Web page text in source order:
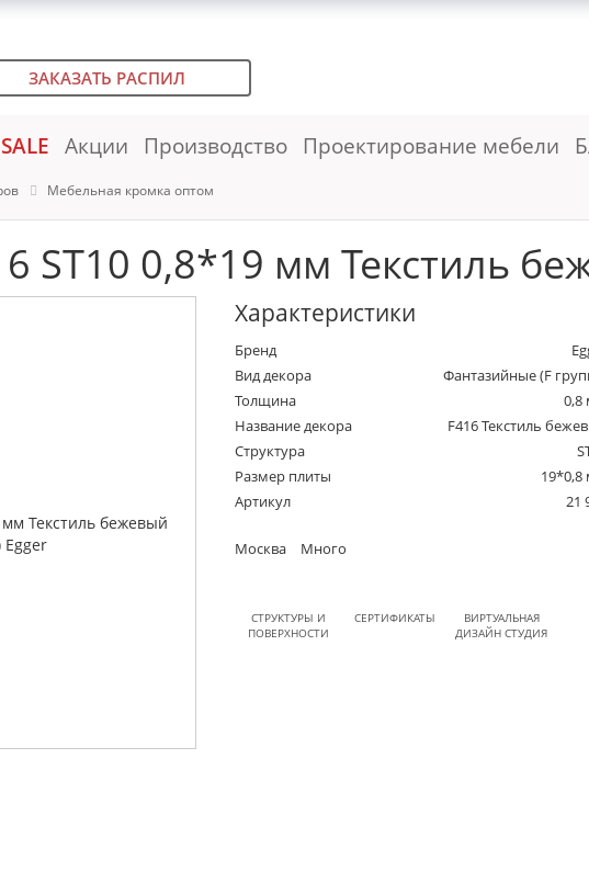
ЗАКАЗАТЬ РАСПИЛ
SALE Акции Производство Проектирование мебели
Мебельная кромка оптом
ST10 0,8*19 мм Текстиль
Характеристики
Бренд
Вид декора
Фантазийные (F
Толщина
0,8
Название декора
F416 Текстиль
Структура
Размер плиты
19*0,8
Артикул
21
Москва Много
СТРУКТУРЫ И
ПОВЕРХНОСТИ
СЕРТИФИКАТЫ
ВИРТУАЛЬНАЯ
ДИЗАЙН СТУДИЯ